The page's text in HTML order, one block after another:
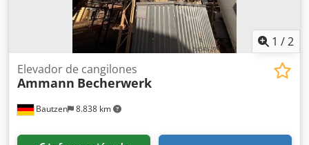
1 /2
Bautzen 8.838 km
Elevador de cangilones
Ammann Becherwerk